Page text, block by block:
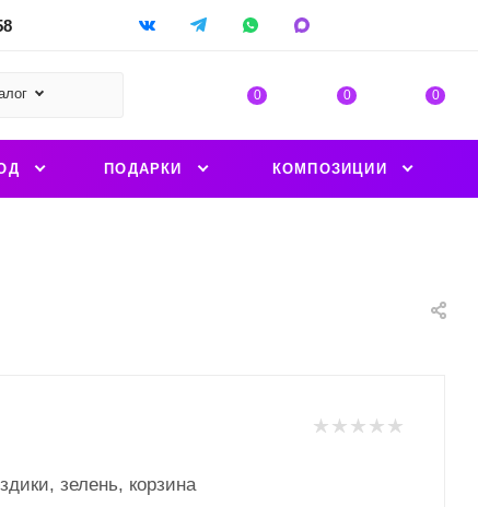
0 0 0
ПОДАРКИ КОМПОЗИЦИИ
зелень, корзина